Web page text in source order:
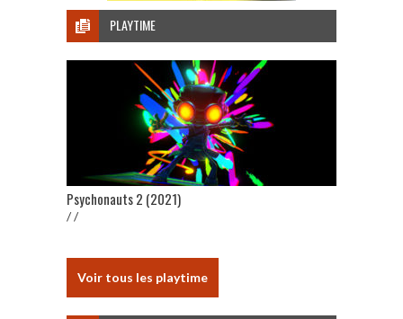
PLAYTIME
Psychonauts 2 (2021)
/ /
Voir tous les playtime